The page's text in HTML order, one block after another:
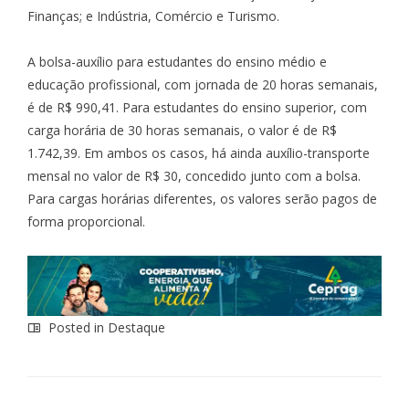
Finanças; e Indústria, Comércio e Turismo.
A bolsa-auxílio para estudantes do ensino médio e
educação profissional, com jornada de 20 horas semanais,
é de R$ 990,41. Para estudantes do ensino superior, com
carga horária de 30 horas semanais, o valor é de R$
1.742,39. Em ambos os casos, há ainda auxílio-transporte
mensal no valor de R$ 30, concedido junto com a bolsa.
Para cargas horárias diferentes, os valores serão pagos de
forma proporcional.
Posted in Destaque